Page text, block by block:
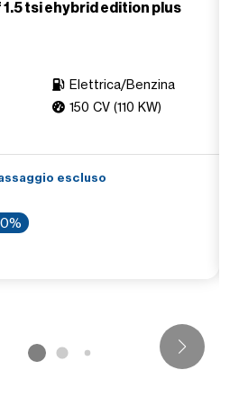
1.5 tsi ehybrid edition plus
Elettrica/Benzina
150 CV (110 KW)
escluso